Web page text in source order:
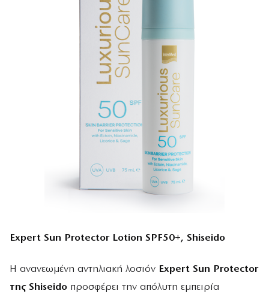
Expert Sun Protector Lotion SPF50+, Shiseido
Η ανανεωμένη αντηλιακή λοσιόν Expert Sun Protector
της Shiseido προσφέρει την απόλυτη εμπειρία